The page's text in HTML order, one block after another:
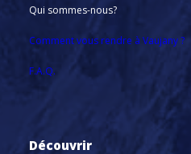
Qui sommes-nous?
Comment vous rendre à Vaujany ?
F.A.Q.
Découvrir